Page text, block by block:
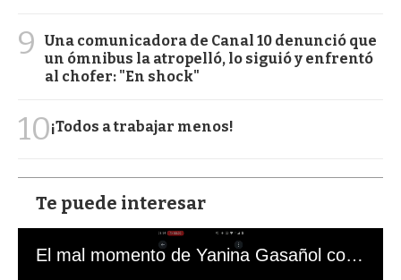
9
Una comunicadora de Canal 10 denunció que
un ómnibus la atropelló, lo siguió y enfrentó
al chofer: "En shock"
10¡Todos a trabajar menos!
Te puede interesar
El mal momento de Yanina Gasañol con un hincha argentino en "Subrayado"